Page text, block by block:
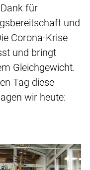
für
und
Corona-Krise
und bringt
Gleichgewicht.
Tag diese
wir heute: